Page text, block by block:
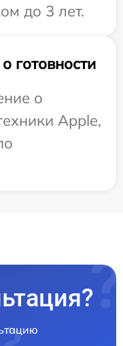
до 3 лет.
готовности
о
Apple,